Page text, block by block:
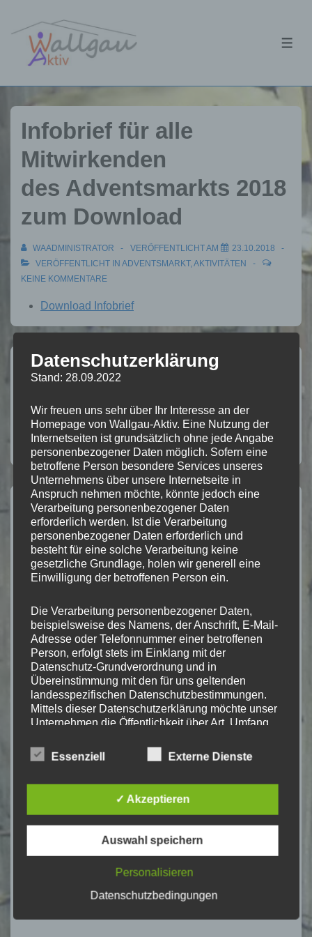
Zum
Infobrief für alle
Mitwirkenden
des Adventsmarkts 2018
zum Download
WAADMINISTRATOR VERÖFFENTLICHT AM
23.10.2018
VERÖFFENTLICHT IN ADVENTSMARKT, AKTIVITÄTEN
KEINE KOMMENTARE
Download Infobrief
Beitragsnavigation
Vorheriger
ist
‹ Flyer mit
Adventsmarkt 2018 in
Wallgau
ist
Schreibe einen Kommentar
Deine E-Mail-Adresse wird nicht veröffentlicht.
Erforderliche Felder sind mit*markiert
Kommentar*
Name *
Datenschutzerklärung
Stand: 28.09.2022
Wir freuen uns sehr über Ihr Interesse an der
Homepage von Wallgau-Aktiv. Eine Nutzung der
Internetseiten ist grundsätzlich ohne jede Angabe
personenbezogener Daten möglich. Sofern eine
betroffene Person besondere Services unseres
Unternehmens über unsere Internetseite in
Anspruch nehmen möchte, könnte jedoch eine
Verarbeitung personenbezogener Daten
erforderlich werden. Ist die Verarbeitung
personenbezogener Daten erforderlich und
besteht für eine solche Verarbeitung keine
gesetzliche Grundlage, holen wir generell eine
Einwilligung der betroffenen Person ein.
Die Verarbeitung personenbezogener Daten,
beispielsweise des Namens, der Anschrift, E-Mail-
Adresse oder Telefonnummer einer betroffenen
Person, erfolgt stets im Einklang mit der
Datenschutz-Grundverordnung und in
Übereinstimmung mit den für uns geltenden
landesspezifischen Datenschutzbestimmungen.
Mittels dieser Datenschutzerklärung möchte unser
Unternehmen die Öffentlichkeit über Art, Umfang
verarbeiteten personenbezogenen Daten
informieren. Ferner werden betroffene Personen
zustehenden Rechte aufgeklärt.
Wir haben als für die Verarbeitung Verantwortlicher
zahlreiche technische und organisatorische
Maßnahmen umgesetzt, um einen möglichst
lückenlosen Schutz der über diese Internetseite
sicherzustellen. Dennoch können Internetbasierte
Sicherheitslücken aufweisen, sodass ein absoluter
Essenziell Externe Dienste
✓ Akzeptieren
Auswahl speichern
Personalisieren
Datenschutzbedingungen